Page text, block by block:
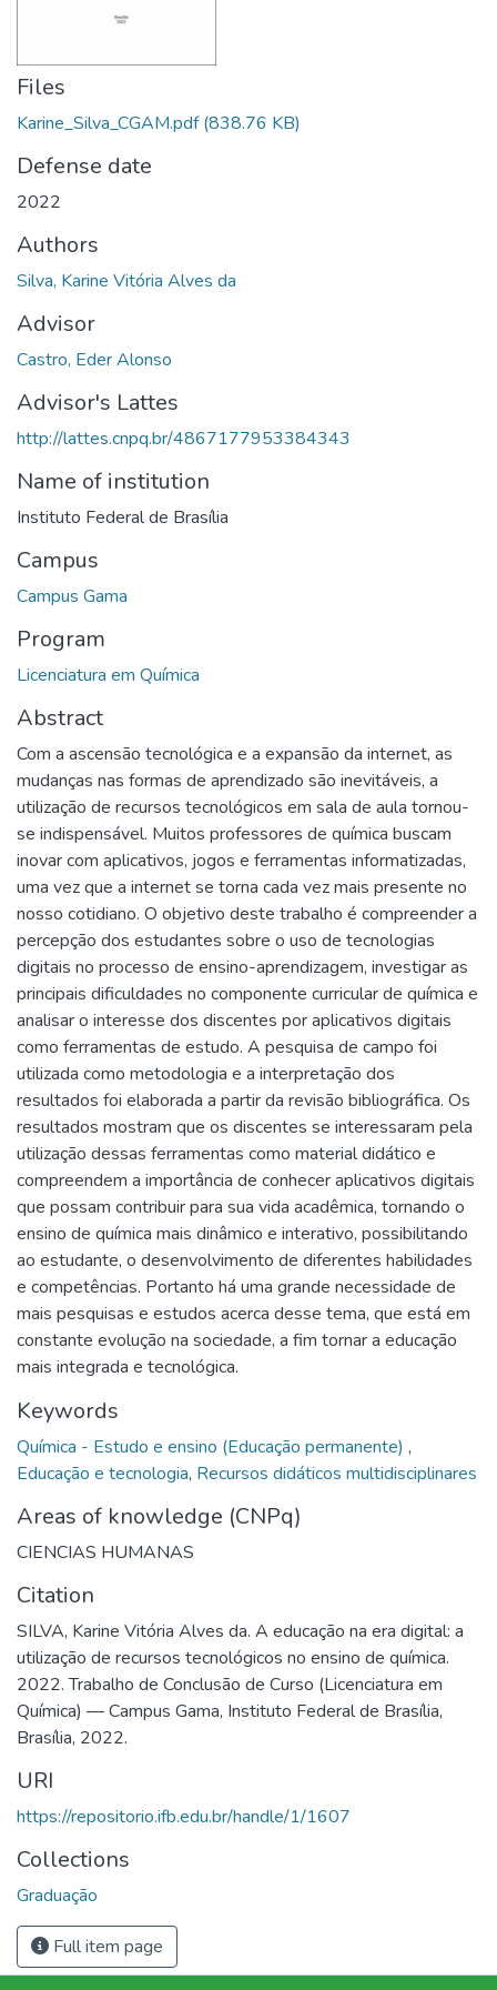
Files
Karine_Silva_CGAM.pdf(838.76 KB)
Defense date
2022
Authors
Silva, Karine Vitória Alves da
Advisor
Castro, Eder Alonso
Advisor's Lattes
http://lattes.cnpq.br/4867177953384343
Name of institution
Instituto Federal de Brasília
Campus
Campus Gama
Program
Licenciatura em Química
Abstract
Com a ascensão tecnológica e a expansão da internet, as
mudanças nas formas de aprendizado são inevitáveis, a
utilização de recursos tecnológicos em sala de aula tornou-
se indispensável. Muitos professores de química buscam
inovar com aplicativos, jogos e ferramentas informatizadas,
uma vez que a internet se torna cada vez mais presente no
nosso cotidiano. O objetivo deste trabalho é compreender a
percepção dos estudantes sobre o uso de tecnologias
digitais no processo de ensino-aprendizagem, investigar as
principais dificuldades no componente curricular de química e
analisar o interesse dos discentes por aplicativos digitais
como ferramentas de estudo. A pesquisa de campo foi
utilizada como metodologia e a interpretação dos
resultados foi elaborada a partir da revisão bibliográfica. Os
resultados mostram que os discentes se interessaram pela
utilização dessas ferramentas como material didático e
compreendem a importância de conhecer aplicativos digitais
que possam contribuir para sua vida acadêmica, tornando o
ensino de química mais dinâmico e interativo, possibilitando
ao estudante, o desenvolvimento de diferentes habilidades
e competências. Portanto há uma grande necessidade de
mais pesquisas e estudos acerca desse tema, que está em
constante evolução na sociedade, a fim tornar a educação
mais integrada e tecnológica.
Keywords
Química - Estudo e ensino (Educação permanente) ,
Educação e tecnologia, Recursos didáticos multidisciplinares
Areas of knowledge (CNPq)
CIENCIAS HUMANAS
Citation
SILVA, Karine Vitória Alves da. A educação na era digital: a
utilização de recursos tecnológicos no ensino de química.
2022. Trabalho de Conclusão de Curso (Licenciatura em
Química) — Campus Gama, Instituto Federal de Brasília,
Brasília, 2022.
URI
https://repositorio.ifb.edu.br/handle/1/1607
Collections
Graduação
Full item page